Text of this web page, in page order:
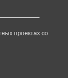
проектах со